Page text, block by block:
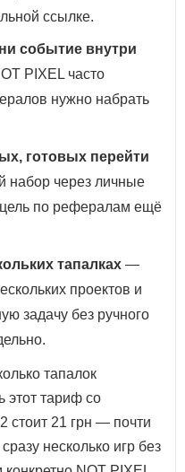
ссылке.
событие внутри
PIXEL часто
нужно набрать
готовых перейти
набор через личные
цель по рефералам ещё
тапалках —
проектов и
задачу без ручного
тапалок
этот тариф со
стоит 21 грн — почти
несколько игр без